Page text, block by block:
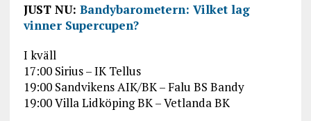
JUST NU: Bandybarometern: Vilket lag
vinner Supercupen?
I kväll
17:00 Sirius – IK Tellus
19:00 Sandvikens AIK/BK – Falu BS Bandy
19:00 Villa Lidköping BK – Vetlanda BK